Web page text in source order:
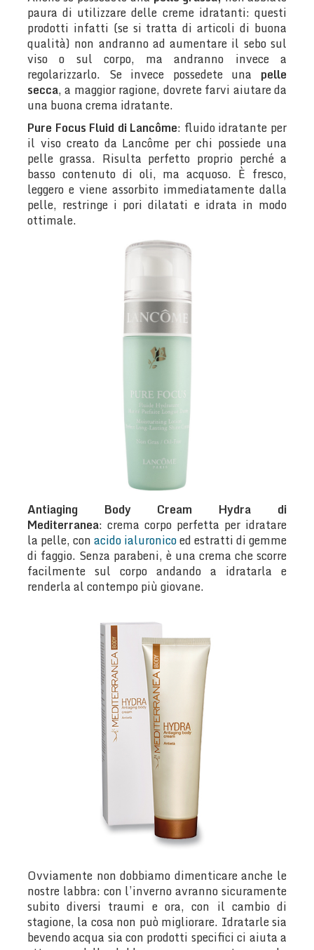
paura di utilizzare delle creme idratanti: questi
prodotti infatti (se si tratta di articoli di buona
qualità) non andranno ad aumentare il sebo sul
viso o sul corpo, ma andranno invece a
regolarizzarlo. Se invece possedete una pelle
secca, a maggior ragione, dovrete farvi aiutare da
una buona crema idratante.
Pure Focus Fluid di Lancôme: fluido idratante per
il viso creato da Lancôme per chi possiede una
pelle grassa. Risulta perfetto proprio perché a
basso contenuto di oli, ma acquoso. È fresco,
leggero e viene assorbito immediatamente dalla
pelle, restringe i pori dilatati e idrata in modo
ottimale.
Antiaging Body Cream Hydra di
Mediterranea: crema corpo perfetta per idratare
la pelle, conacido ialuronicoed estratti di gemme
di faggio. Senza parabeni, è una crema che scorre
facilmente sul corpo andando a idratarla e
renderla al contempo più giovane.
Ovviamente non dobbiamo dimenticare anche le
nostre labbra: con l’inverno avranno sicuramente
subito diversi traumi e ora, con il cambio di
stagione, la cosa non può migliorare. Idratarle sia
bevendo acqua sia con prodotti specifici ci aiuta a